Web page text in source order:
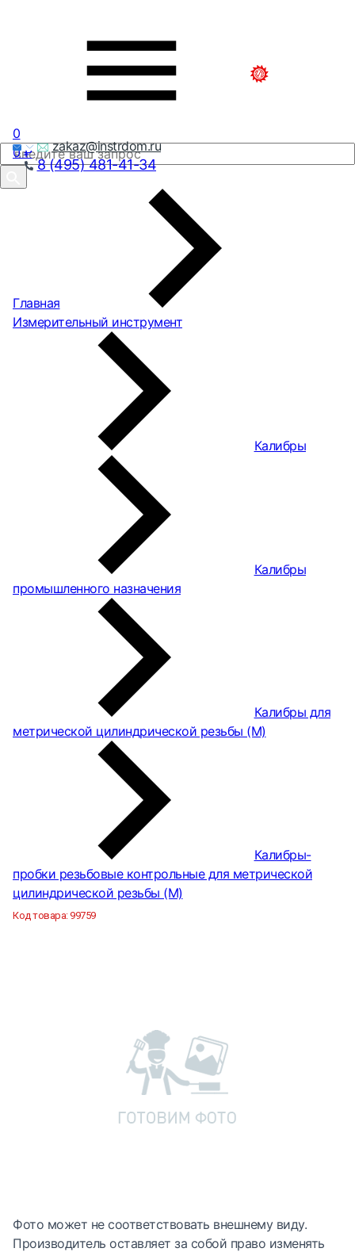
zakaz@instrdom.ru
8 (495) 481-41-34
0
0₽
Главная
Измерительный инструмент
Калибры
Калибры
промышленного назначения
Калибры для
метрической цилиндрической резьбы (М)
Калибры-
пробки резьбовые контрольные для метрической
цилиндрической резьбы (М)
Код товара:99759
Фото может не соответствовать внешнему виду.
Производитель оставляет за собой право изменять